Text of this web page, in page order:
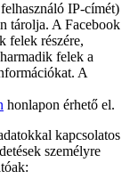
IP-címét)
tárolja. A Facebook
felek részére,
felek a
A
honlapon érhető el.
kapcsolatos
személyre